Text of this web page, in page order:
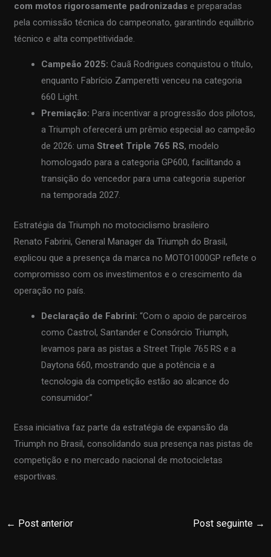
com motos rigorosamente padronizadas e preparadas
pela comissão técnica do campeonato, garantindo equilíbrio
técnico e alta competitividade.
Campeão 2025: Cauã Rodrigues conquistou o título,
enquanto Fabrício Zamperetti venceu na categoria
660 Light.
Premiação: Para incentivar a progressão dos pilotos,
a Triumph oferecerá um prêmio especial ao campeão
de 2026: umaStreet Triple 765 RS, modelo
homologado para a categoria GP600, facilitando a
transição do vencedor para uma categoria superior
na temporada 2027.
Estratégia da Triumph no motociclismo brasileiro
Renato Fabrini, General Manager da Triumph do Brasil,
explicou que a presença da marca no MOTO1000GP reflete o
compromisso com os investimentos e o crescimento da
operação no país.
Declaração de Fabrini: “Com o apoio de parceiros
como Castrol, Santander e Consórcio Triumph,
levamos para as pistas a Street Triple 765 RS e a
Daytona 660, mostrando que a potência e a
tecnologia da competição estão ao alcance do
consumidor.”
Essa iniciativa faz parte da estratégia de expansão da
Triumph no Brasil, consolidando sua presença nas pistas de
competição e no mercado nacional de motocicletas
esportivas.
← Post anterior Post seguinte →